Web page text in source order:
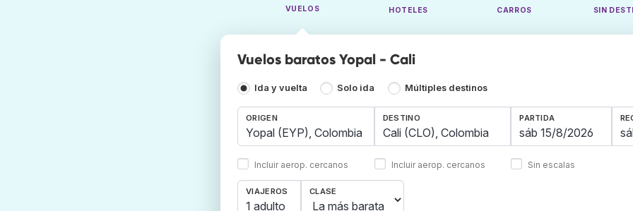
VUELOS HOTELES CARROS SIN
Vuelos baratos Yopal - Cali
Ida y vuelta Solo ida Múltiples destinos
ORIGEN
Incluir aerop. cercanos
DESTINO
Incluir aerop. cercanos
PARTIDA
Sin escalas
VIAJEROS
1 adulto
CLASE